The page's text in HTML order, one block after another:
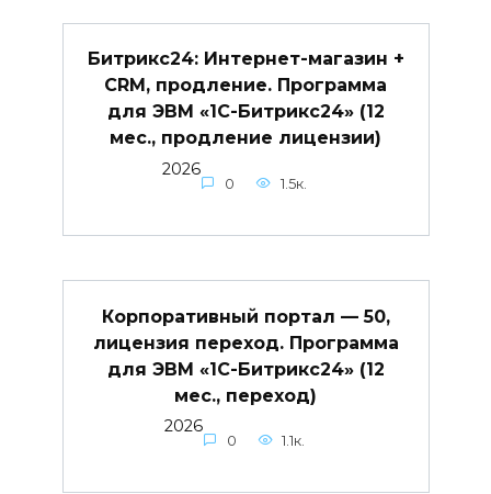
Битрикс24: Интернет-магазин +
CRM, продление. Программа
для ЭВМ «1С-Битрикс24» (12
мес., продление лицензии)
2026
0 1.5к.
Корпоративный портал — 50,
лицензия переход. Программа
для ЭВМ «1С-Битрикс24» (12
мес., переход)
2026
0 1.1к.